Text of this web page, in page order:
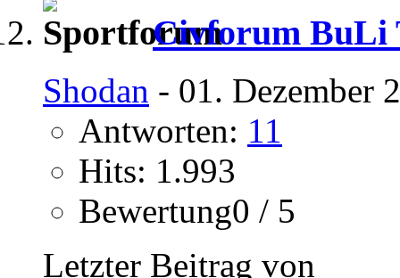
Civforum BuLi
Shodan - 01. Dezember
Antworten: 11
Hits: 1.993
Bewertung0 / 5
Letzter Beitrag von